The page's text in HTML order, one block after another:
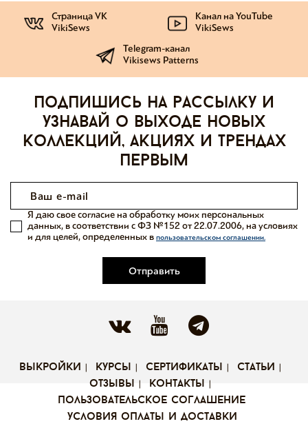
Страница VK
VikiSews
Канал на YouTube
VikiSews
Telegram-канал
Vikisews Patterns
Подпишись на рассылку и
узнавай о выходе новых
коллекций, акциях и трендах
первым
Отправить
Я даю свое согласие на обработку моих персональных
данных, в соответствии с ФЗ №152 от 22.07.2006, на условиях
и для целей, определенных в пользовательском соглашении.
выкройки курсы сертификаты
статьи
отзывы
контакты
пользовательское соглашение
условия оплаты и доставки